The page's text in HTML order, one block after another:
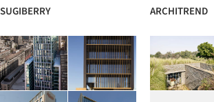
SUGIBERRY ARCHITREND